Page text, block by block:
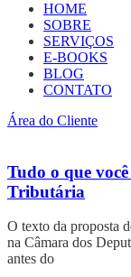
HOME
SOBRE
SERVIÇOS
E-BOOKS
BLOG
CONTATO
Área do Cliente
Tudo o que
Tributária
O texto da proposta
na Câmara dos
antes do